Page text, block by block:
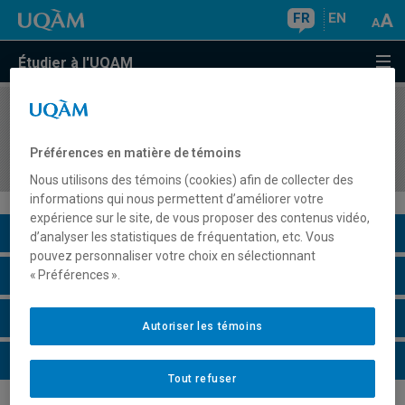
FR EN
Étudier à l'UQAM
COURS//
d'émancipation
Description du cours
Horaire - Été 2026
Horaire - Automne 2026
Horaire - Hiver 2027
Préférences en matière de témoins
Nous utilisons des témoins (cookies) afin de collecter des
informations qui nous permettent d’améliorer votre
expérience sur le site, de vous proposer des contenus vidéo,
d’analyser les statistiques de fréquentation, etc. Vous
pouvez personnaliser votre choix en sélectionnant
« Préférences ».
Tout refuser
Autoriser les témoins